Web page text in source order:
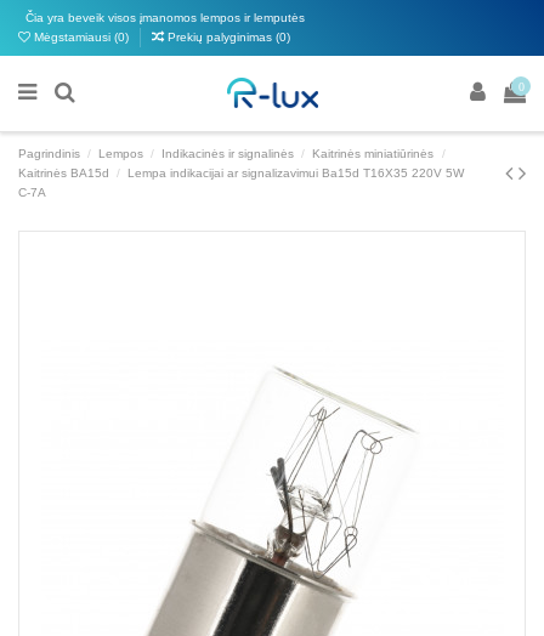
Čia yra beveik visos įmanomos lempos ir lemputės
Mėgstamiausi (0) Prekių palyginimas (0)
0
Pagrindinis Lempos Indikacinės ir signalinės
Kaitrinės miniatiūrinės
Kaitrinės BA15d
Lempa indikacijai ar signalizavimui Ba15d T16X35 220V 5W
C-7A